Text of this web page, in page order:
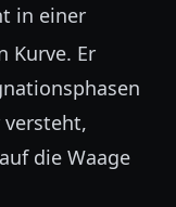
in einer
Kurve. Er
versteht,
die Waage